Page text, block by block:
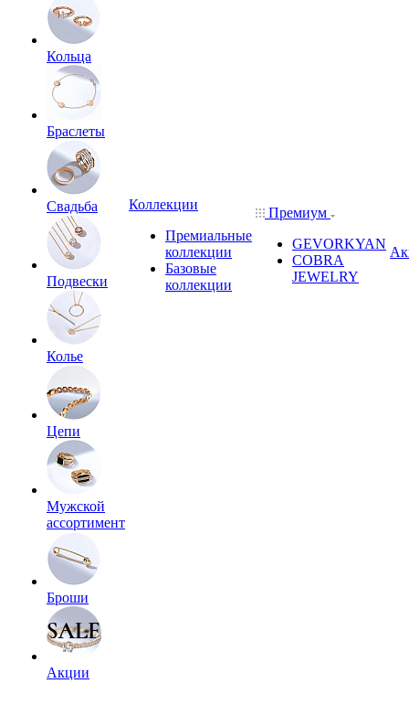
Кольца
Браслеты
Свадьба
Подвески
Колье
Цепи
Мужской
ассортимент
Броши
Акции
Коллекции
Премиальные
коллекции
Базовые
коллекции
Премиум
GEVORKYAN
COBRA
JEWELRY